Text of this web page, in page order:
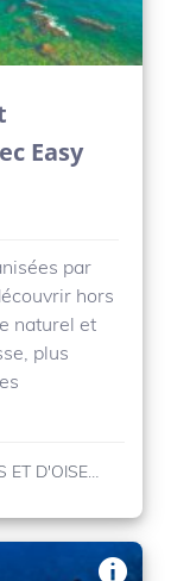
Easy
par
hors
naturel et
plus
OBSERVATION DE CÉTACÉS ET D'OISEAUX MARINS